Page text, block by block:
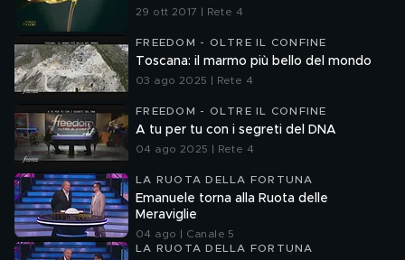
29 ott 2017 | Rete 4
FREEDOM - OLTRE IL CONFINE
Toscana: il marmo più bello del mondo
03 ago 2025 | Rete 4
FREEDOM - OLTRE IL CONFINE
A tu per tu con i segreti del DNA
04 ago 2025 | Rete 4
LA RUOTA DELLA FORTUNA
Emanuele torna alla Ruota delle
Meraviglie
04 ago | Canale 5
LA RUOTA DELLA FORTUNA